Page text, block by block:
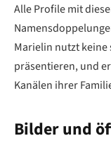
Alle Profile mit
Marielin nutzt keine
präsentieren, und
Kanälen ihrer
Bilder und